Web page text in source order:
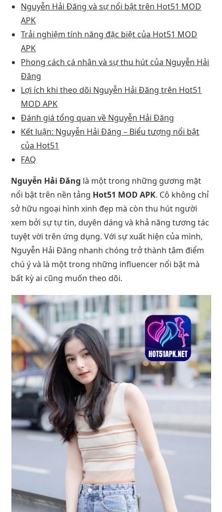
Nguyễn Hải Đăng và sự nổi bật trên Hot51 MOD
APK
Trải nghiệm tính năng đặc biệt của Hot51 MOD
APK
Phong cách cá nhân và sự thu hút của Nguyễn Hải
Đăng
Lợi ích khi theo dõi Nguyễn Hải Đăng trên Hot51
MOD APK
Đánh giá tổng quan về Nguyễn Hải Đăng
Kết luận: Nguyễn Hải Đăng – Biểu tượng nổi bật
của Hot51
FAQ
Nguyễn Hải Đăng là một trong những gương mặt
nổi bật trên nền tảng Hot51 MOD APK. Cô không chỉ
sở hữu ngoại hình xinh đẹp mà còn thu hút người
xem bởi sự tự tin, duyên dáng và khả năng tương tác
tuyệt vời trên ứng dụng. Với sự xuất hiện của mình,
Nguyễn Hải Đăng nhanh chóng trở thành tâm điểm
chú ý và là một trong những influencer nổi bật mà
bất kỳ ai cũng muốn theo dõi.